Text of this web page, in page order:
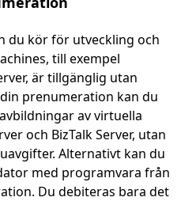
du kör för utveckling och
till exempel
är tillgänglig utan
prenumeration kan du
av virtuella
och BizTalk Server, utan
Alternativt kan du
med programvara från
Du debiteras bara det